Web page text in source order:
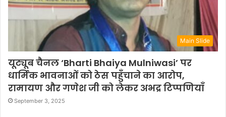
Main Slide
यूट्यूब चैनल ‘Bharti Bhaiya Mulniwasi’ पर
धार्मिक भावनाओं को ठेस पहुँचाने का आरोप,
रामायण और गणेश जी को लेकर अभद्र टिप्पणियाँ
September 3, 2025